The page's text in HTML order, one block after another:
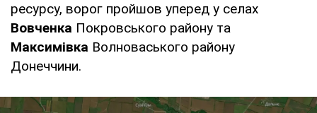
ресурсу, ворог пройшов уперед у селах
Вовченка Покровського району та
Максимівка Волноваського району
Донеччини.